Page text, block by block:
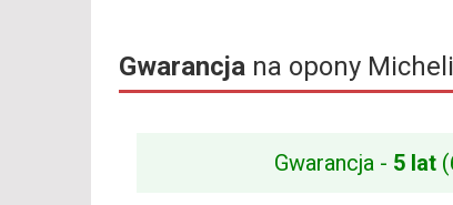
Gwarancja na opony
Gwarancja - 5 lat